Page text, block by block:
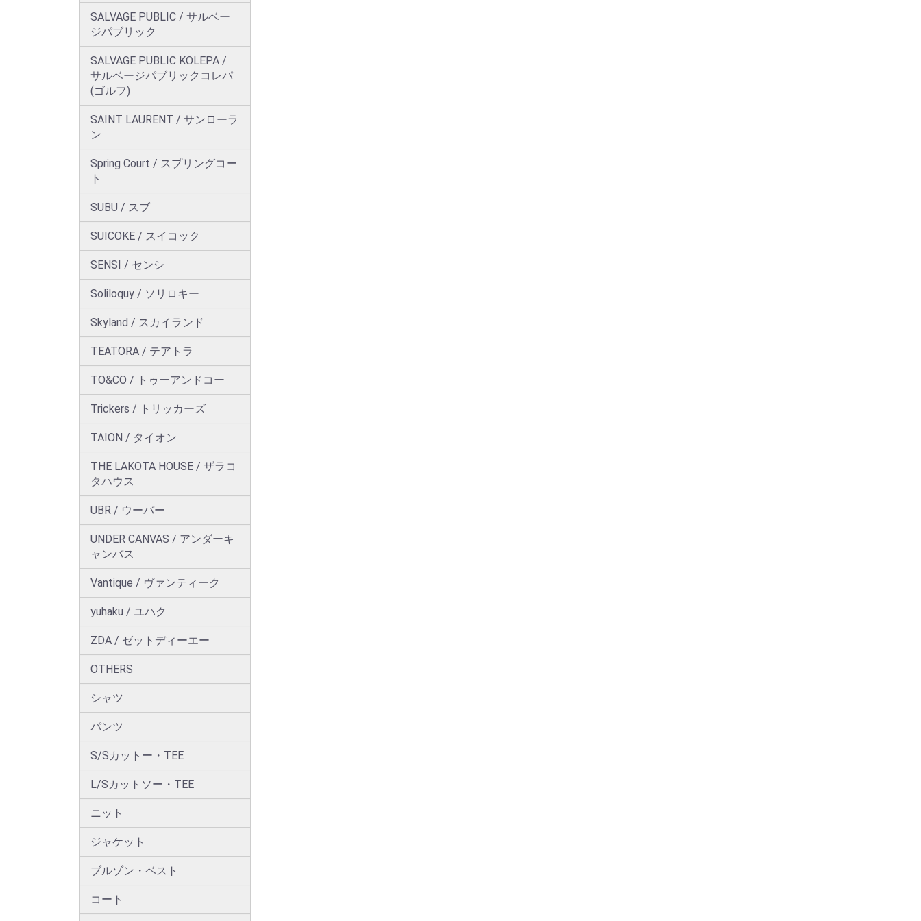
SALVAGE PUBLIC / サルベー
ジパブリック
SALVAGE PUBLIC KOLEPA /
サルベージパブリックコレパ
(ゴルフ)
SAINT LAURENT / サンローラ
ン
Spring Court / スプリングコー
ト
SUBU / スブ
SUICOKE / スイコック
SENSI / センシ
Soliloquy / ソリロキー
Skyland / スカイランド
TEATORA / テアトラ
TO&CO / トゥーアンドコー
Trickers / トリッカーズ
TAION / タイオン
THE LAKOTA HOUSE / ザラコ
タハウス
UBR / ウーバー
UNDER CANVAS / アンダーキ
ャンバス
Vantique / ヴァンティーク
yuhaku / ユハク
ZDA / ゼットディーエー
OTHERS
シャツ
パンツ
S/Sカットー・TEE
L/Sカットソー・TEE
ニット
ジャケット
ブルゾン・ベスト
コート